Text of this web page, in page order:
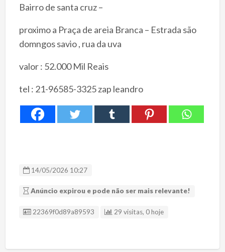
Bairro de santa cruz –
proximo a Praça de areia Branca – Estrada são
domngos savio , rua da uva
valor : 52.000 Mil Reais
tel : 21-96585-3325 zap leandro
14/05/2026 10:27
Anúncio expirou e pode não ser mais relevante!
ID Anúncio
22369f0d89a89593 29 visitas, 0 hoje